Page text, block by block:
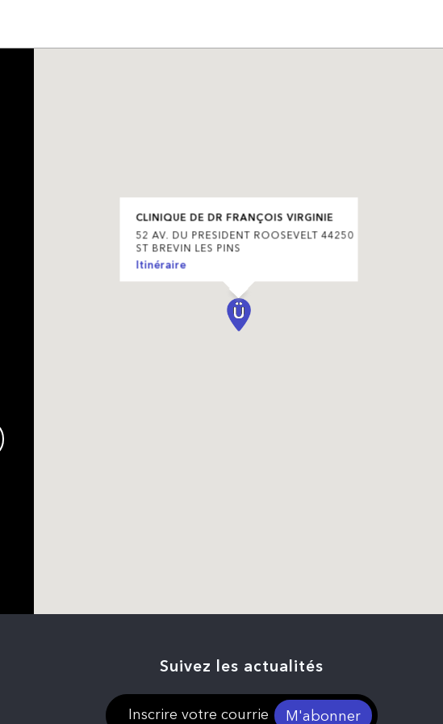
CLINIQUE DE DR FRANÇOIS VIRGINIE
52 AV. DU PRESIDENT ROOSEVELT 44250
ST BREVIN LES PINS
Itinéraire
Suivez les actualités
M'abonner